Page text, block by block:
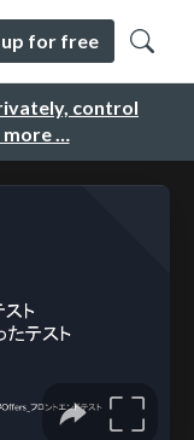
control
more …
up for free